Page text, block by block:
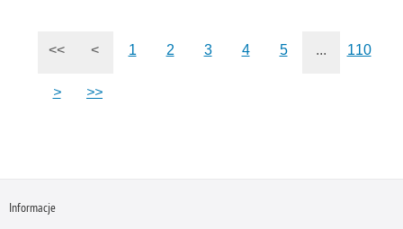
<< < 1 2 3 4 5 ... 110
> >>
Informacje